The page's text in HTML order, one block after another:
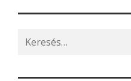
Search
for: